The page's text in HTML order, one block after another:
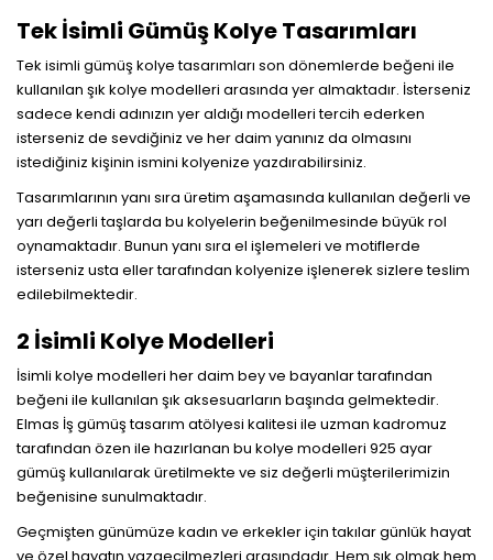
Tek İsimli Gümüş Kolye Tasarımları
Tek isimli gümüş kolye tasarımları son dönemlerde beğeni ile
kullanılan şık kolye modelleri arasında yer almaktadır. İsterseniz
sadece kendi adınızın yer aldığı modelleri tercih ederken
isterseniz de sevdiğiniz ve her daim yanınız da olmasını
istediğiniz kişinin ismini kolyenize yazdırabilirsiniz.
Tasarımlarının yanı sıra üretim aşamasında kullanılan değerli ve
yarı değerli taşlarda bu kolyelerin beğenilmesinde büyük rol
oynamaktadır. Bunun yanı sıra el işlemeleri ve motiflerde
isterseniz usta eller tarafından kolyenize işlenerek sizlere teslim
edilebilmektedir.
2 İsimli Kolye Modelleri
İsimli kolye modelleri her daim bey ve bayanlar tarafından
beğeni ile kullanılan şık aksesuarların başında gelmektedir.
Elmas İş gümüş tasarım atölyesi kalitesi ile uzman kadromuz
tarafından özen ile hazırlanan bu kolye modelleri 925 ayar
gümüş kullanılarak üretilmekte ve siz değerli müşterilerimizin
beğenisine sunulmaktadır.
Geçmişten günümüze kadın ve erkekler için takılar günlük hayat